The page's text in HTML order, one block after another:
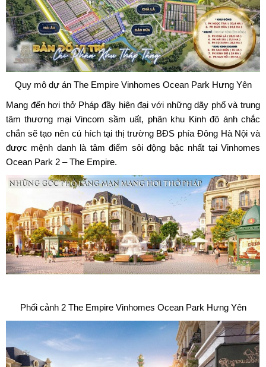
Quy mô dự án The Empire Vinhomes Ocean Park Hưng Yên
Mang đến hơi thở Pháp đầy hiện đại với những dãy phố và trung
tâm thương mại Vincom sầm uất, phân khu Kinh đô ánh chắc
chắn sẽ tạo nên cú hích tại thị trường BĐS phía Đông Hà Nội và
được mệnh danh là tâm điểm sôi động bậc nhất tại Vinhomes
Ocean Park 2 – The Empire.
Phối cảnh 2 The Empire Vinhomes Ocean Park Hưng Yên